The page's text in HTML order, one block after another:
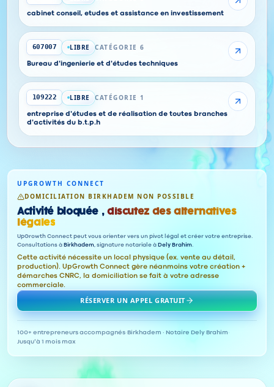
cabinet conseil, etudes et assistance en investissement
607007 LIBRE CATÉGORIE 6
Bureau d'ingenierie et d'études techniques
109222 LIBRE CATÉGORIE 1
entreprise d'études et de réalisation de toutes branches
d'activités du b.t.p.h
UPGROWTH CONNECT
DOMICILIATION BIRKHADEM NON POSSIBLE
Activité bloquée , discutez des alternatives
légales
UpGrowth Connect peut vous orienter vers un pivot légal et créer votre entreprise.
Consultations à Birkhadem, signature notariale à Dely Brahim.
Cette activité nécessite un local physique (ex. vente au détail,
production). UpGrowth Connect gère néanmoins votre création +
démarches CNRC, la domiciliation se fait à votre adresse
commerciale.
RÉSERVER UN APPEL GRATUIT
100+ entrepreneurs accompagnés· Birkhadem · Notaire Dely Brahim ·
Jusqu'à 1 mois max